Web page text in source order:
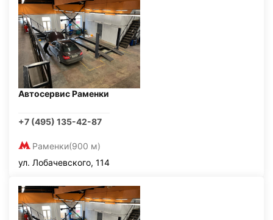
Автосервис Раменки
+7 (495) 135-42-87
Раменки(900 м)
ул. Лобачевского, 114